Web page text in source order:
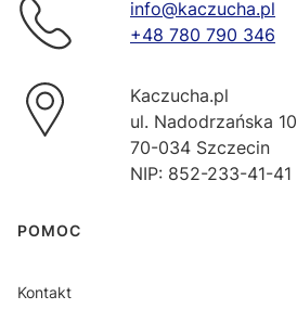
info@kaczucha.pl
+48 780 790 346
Kaczucha.pl
ul. Nadodrzańska 10
70-034 Szczecin
NIP: 852-233-41-41
Linki w stopce
POMOC
Kontakt